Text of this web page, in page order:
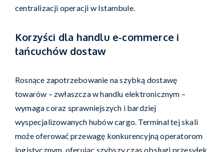
centralizacji operacji w Istambule.
Korzyści dla handlu e-commerce i
łańcuchów dostaw
Rosnące zapotrzebowanie na szybką dostawę
towarów – zwłaszcza w handlu elektronicznym –
wymaga coraz sprawniejszych i bardziej
wyspecjalizowanych hubów cargo. Terminal tej skali
może oferować przewagę konkurencyjną operatorom
logistycznym, oferując szybszy czas obsługi przesyłek,